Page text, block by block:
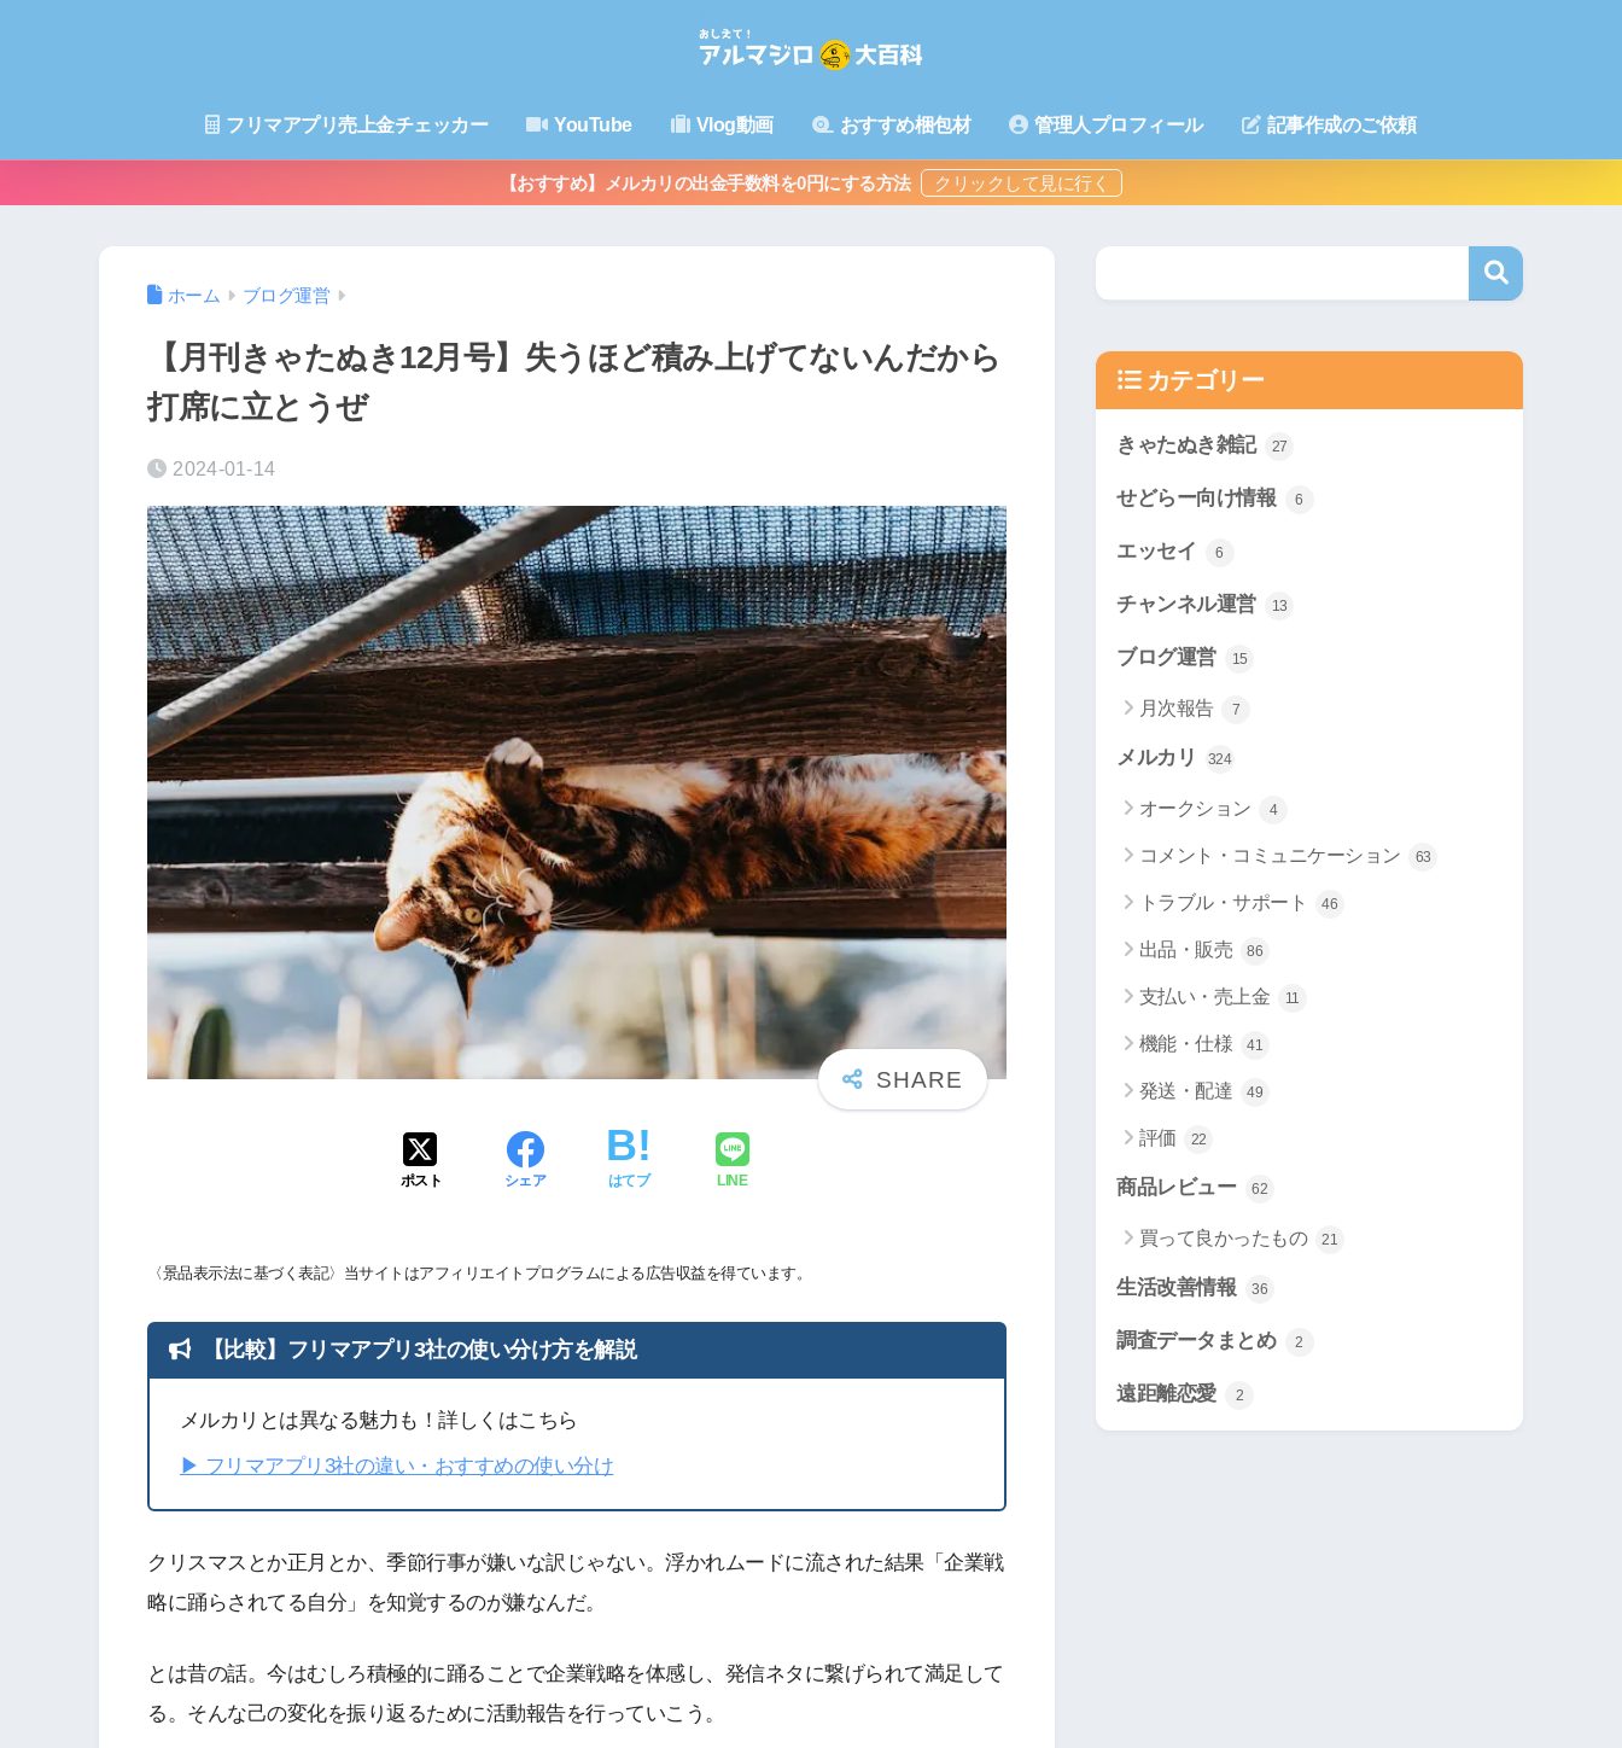
フリマアプリ売上金チェッカー YouTube Vlog動画 おすすめ梱包材 管理人プロフィール 記事作成のご依頼
【おすすめ】メルカリの出金手数料を0円にする方法
ホーム ブログ運営
【月刊きゃたぬき12月号】失うほど積み上げてないんだから
打席に立とうぜ
2024-01-14
ポスト シェア はてブ LINE
〈景品表示法に基づく表記〉当サイトはアフィリエイトプログラムによる広告収益を得ています。
【比較】フリマアプリ3社の使い分け方を解説
メルカリとは異なる魅力も！詳しくはこちら
▶︎ フリマアプリ3社の違い・おすすめの使い分け
クリスマスとか正月とか、季節行事が嫌いな訳じゃない。浮かれムードに流された結果「企業戦
略に踊らされてる自分」を知覚するのが嫌なんだ。
とは昔の話。今はむしろ積極的に踊ることで企業戦略を体感し、発信ネタに繋げられて満足して
る。そんな己の変化を振り返るために活動報告を行っていこう。
カテゴリー
きゃたぬき雑記 27
せどらー向け情報 6
エッセイ 6
チャンネル運営 13
ブログ運営 15
月次報告 7
メルカリ 324
オークション 4
コメント・コミュニケーション 63
トラブル・サポート 46
出品・販売 86
支払い・売上金 11
機能・仕様 41
発送・配達 49
評価 22
商品レビュー 62
買って良かったもの 21
生活改善情報 36
調査データまとめ 2
遠距離恋愛 2